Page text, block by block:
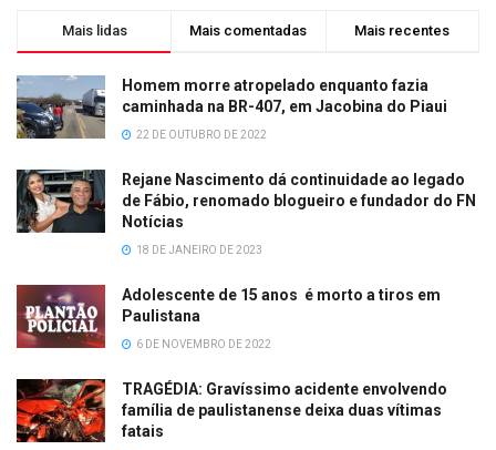
Mais lidas Mais comentadas Mais recentes
Homem morre atropelado enquanto fazia
caminhada na BR-407, em Jacobina do Piaui
22 DE OUTUBRO DE 2022
Rejane Nascimento dá continuidade ao legado
de Fábio, renomado blogueiro e fundador do FN
Notícias
18 DE JANEIRO DE 2023
Adolescente de 15 anos é morto a tiros em
Paulistana
6 DE NOVEMBRO DE 2022
TRAGÉDIA: Gravíssimo acidente envolvendo
família de paulistanense deixa duas vítimas
fatais